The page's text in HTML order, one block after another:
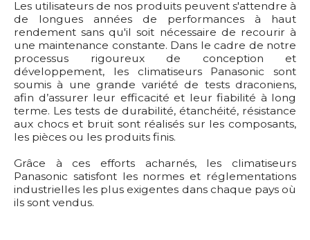
Les utilisateurs de nos produits peuvent s'attendre à
de longues années de performances à haut
rendement sans qu'il soit nécessaire de recourir à
une maintenance constante. Dans le cadre de notre
processus rigoureux de conception et
développement, les climatiseurs Panasonic sont
soumis à une grande variété de tests draconiens,
afin d’assurer leur efficacité et leur fiabilité à long
terme. Les tests de durabilité, étanchéité, résistance
aux chocs et bruit sont réalisés sur les composants,
les pièces ou les produits finis.
Grâce à ces efforts acharnés, les climatiseurs
Panasonic satisfont les normes et réglementations
industrielles les plus exigentes dans chaque pays où
ils sont vendus.